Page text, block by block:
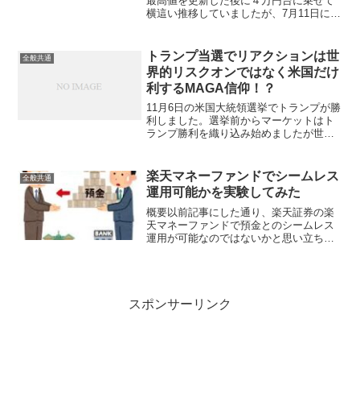
横這い推移していましたが、7月11日に終
１日でなんと▲12.6％下げて1987年ブ
ラ...
全般共通
トランプ当選でリアクションは世
界的リスクオンではなく米国だけ
利するMAGA信仰！？
11月6日の米国大統領選挙でトランプが勝
利しました。選挙前からマーケットはト
ランプ勝利を織り込み始めましたが世論
リ見えるごとに日経平均は上値を追う展
開となりました。トラ...
全般共通
楽天マネーファンドでシームレス
運用可能かを実験してみた
概要以前記事にした通り、楽天証券の楽
天マネーファンドで預金とのシームレス
運用が可能なのではないかと思い立ち、
スポンサーリンク